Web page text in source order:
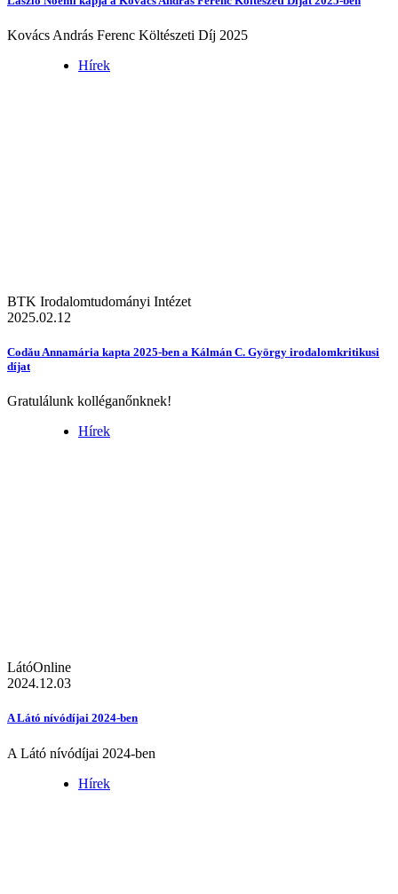
Kovács András Ferenc Költészeti Díj 2025
Hírek
BTK Irodalomtudományi Intézet
2025.02.12
Codău Annamária kapta 2025-ben a Kálmán C. György irodalomkritikusi
díjat
Gratulálunk kolléganőnknek!
Hírek
LátóOnline
2024.12.03
A Látó nívódíjai 2024-ben
A Látó nívódíjai 2024-ben
Hírek